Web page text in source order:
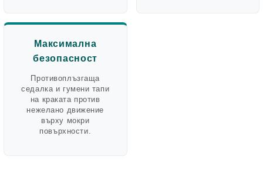
Максимална
безопасност
Противоплъзгаща
седалка и гумени тапи
на краката против
нежелано движение
върху мокри
повърхности.